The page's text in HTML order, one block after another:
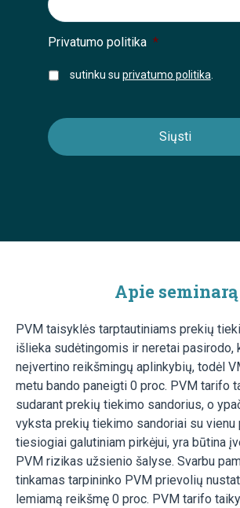
Privatumo politika *
sutinku su privatumo politika
Apie seminarą
PVM taisyklės tarptautiniams prekių
išlieka sudėtingomis ir neretai pasirodo,
neįvertino reikšmingų aplinkybių, todėl
metu bando paneigti 0 proc. PVM tarifo
sudarant prekių tiekimo sandorius, o
vyksta prekių tiekimo sandoriai su vienu
tiesiogiai galutiniam pirkėjui, yra būtina
PVM rizikas užsienio šalyse. Svarbu
tinkamas tarpininko PVM prievolių
lemiamą reikšmę 0 proc. PVM tarifo